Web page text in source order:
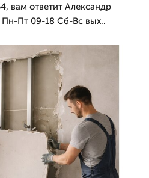
вам ответит Александр
Пт 09-18 Сб-Вс вых..